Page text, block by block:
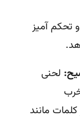
تحکم آمیز
لحنی
مانند